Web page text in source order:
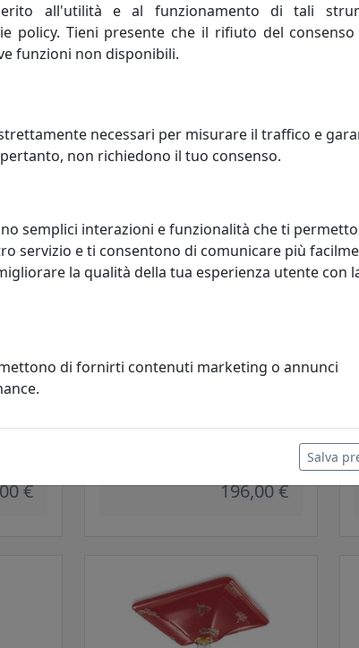
€ 196,00 €
€ 196,00 €
all'utilità e al funzionamento di tali
policy. Tieni presente che il rifiuto del
funzioni non disponibili.
necessari per misurare il traffico e
non richiedono il tuo consenso.
semplici interazioni e funzionalità che ti
servizio e ti consentono di comunicare più
la qualità della tua esperienza utente con
di fornirti contenuti marketing o annunci
Salva